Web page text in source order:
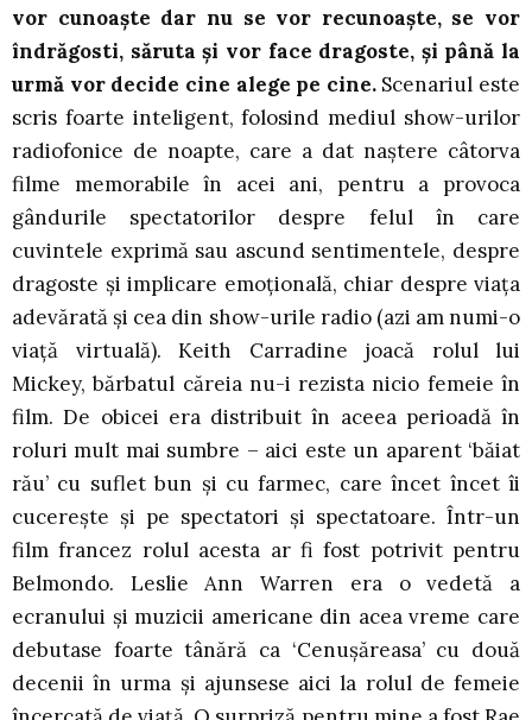
vor cunoaște dar nu se vor recunoaște, se vor
îndrăgosti, săruta și vor face dragoste, și până la
urmă vor decide cine alege pe cine.Scenariul este
scris foarte inteligent, folosind mediul show-urilor
radiofonice de noapte, care a dat naștere câtorva
filme memorabile în acei ani, pentru a provoca
gândurile spectatorilor despre felul în care
cuvintele exprimă sau ascund sentimentele, despre
dragoste și implicare emoțională, chiar despre viața
adevărată și cea din show-urile radio (azi am numi-o
viață virtuală). Keith Carradine joacă rolul lui
Mickey, bărbatul căreia nu-i rezista nicio femeie în
film. De obicei era distribuit în aceea perioadă în
roluri mult mai sumbre – aici este un aparent ‘băiat
rău’ cu suflet bun și cu farmec, care încet încet îi
cucerește și pe spectatori și spectatoare. Într-un
film francez rolul acesta ar fi fost potrivit pentru
Belmondo. Leslie Ann Warren era o vedetă a
ecranului și muzicii americane din acea vreme care
debutase foarte tânără ca ‘Cenușăreasa’ cu două
decenii în urma și ajunsese aici la rolul de femeie